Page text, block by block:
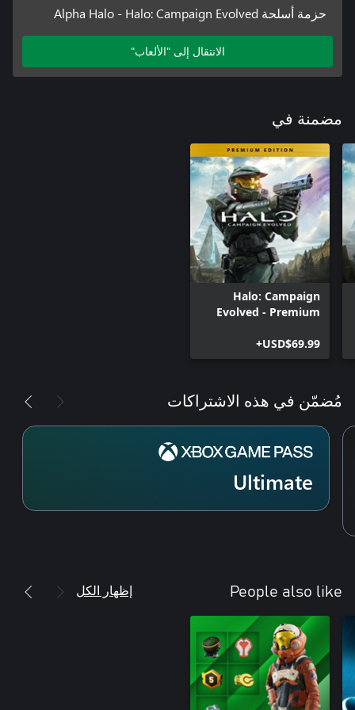
حزمة أسلحة Alpha Halo - Halo: Campaign Evolved
الانتقال إلى "الألعاب"
مضمنة في
Halo: Campaign
Evolved - Premium
USD$69.99+
مُضمّن في هذه الاشتراكات
Ultimate
People also like إظهار الكل